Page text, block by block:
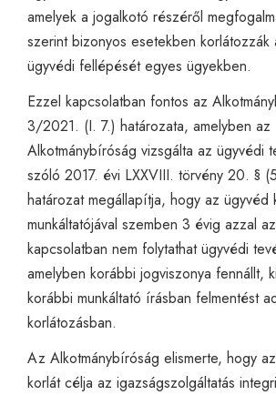
amelyek a jogalkotó részéről
szerint bizonyos esetekben korlátozzák
ügyvédi fellépését egyes ügyekben.
Ezzel kapcsolatban fontos az
3/2021. (I. 7.) határozata, amelyben az
Alkotmánybíróság vizsgálta az ügyvédi
szóló 2017. évi LXXVIII. törvény 20. §
határozat megállapítja, hogy az ügyvéd
munkáltatójával szemben 3 évig azzal
kapcsolatban nem folytathat ügyvédi
amelyben korábbi jogviszonya fennállt,
korábbi munkáltató írásban felmentést
korlátozásban.
Az Alkotmánybíróság elismerte, hogy
korlát célja az igazságszolgáltatás